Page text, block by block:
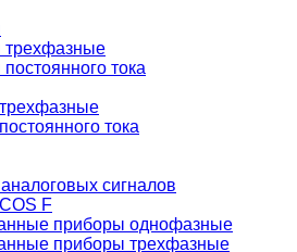
тока
тока
сигналов
F
приборы однофазные
приборы трехфазные